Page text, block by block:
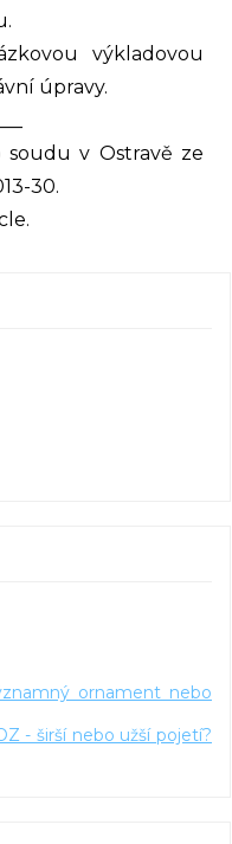
výkladovou
úpravy.
soudu v Ostravě ze
30.
ornament nebo
- širší nebo užší pojetí?